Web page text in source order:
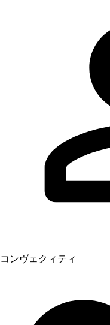
コンヴェクィティ